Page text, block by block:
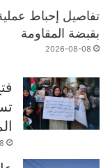
تفاصيل إحباط
بقبضة المقاومة
2026-08-08